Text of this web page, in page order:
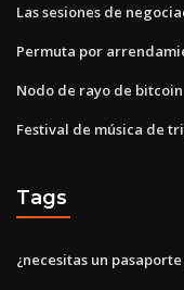
Las sesiones de
Permuta por
Nodo de rayo de bitcoin
Festival de música de
Tags
¿necesitas un